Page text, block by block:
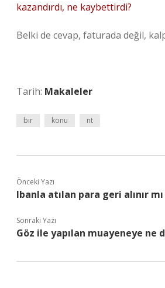
kazandırdı, ne kaybettirdi?
Belki de cevap, faturada değil,
Tarih: Makaleler
bir konu nt
Önceki Yazı
Ibanla atılan para geri alınır mı
Sonraki Yazı
Göz ile yapılan muayeneye ne